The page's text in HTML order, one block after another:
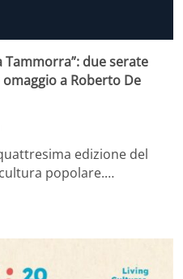
Tammorra”: due serate
a Roberto De
edizione del
popolare.…